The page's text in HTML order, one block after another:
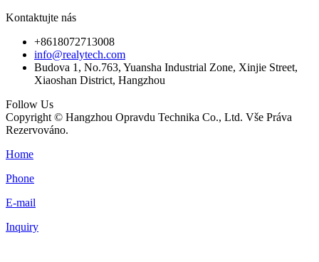
Kontaktujte nás
+8618072713008
info@realytech.com
Budova 1, No.763, Yuansha Industrial Zone, Xinjie Street,
Xiaoshan District, Hangzhou
Follow Us
Copyright © Hangzhou Opravdu Technika Co., Ltd. Vše Práva
Rezervováno.
Home
Phone
E-mail
Inquiry